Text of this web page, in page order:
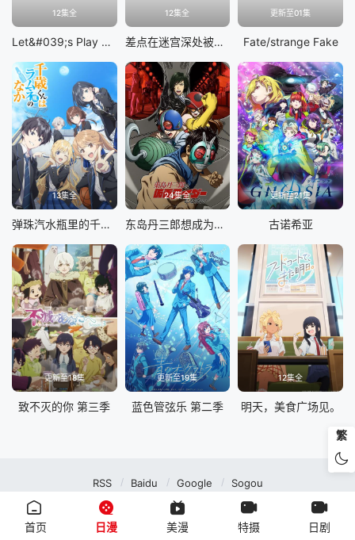
12集全
Let&#039;s Play 充满挑战的人生
12集全
差点在迷宫深处被信任的伙伴杀掉，但靠着天赐技能「无限扭蛋」获得等级9999的伙伴，我要向前队友和世界展开复仇&amp;「给他们好看！」
更新至01集
Fate/strange Fake
13集全
弹珠汽水瓶里的千岁同学
24集全
东岛丹三郎想成为假面骑士
更新至21集
古诺希亚
更新至18集
致不灭的你 第三季
更新至19集
蓝色管弦乐 第二季
12集全
明天，美食广场见。
繁
RSS Baidu Google Sogou
MuteFun动漫网站-无声乐趣-(゜-゜)つロ 干杯~MuteFun动漫网站所有内容均来
自互联网分享站点所提供的公开引用资源，未提供资源上传、存储服务。
首页 日漫 美漫 特摄 日剧